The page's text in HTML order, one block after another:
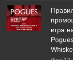
игра